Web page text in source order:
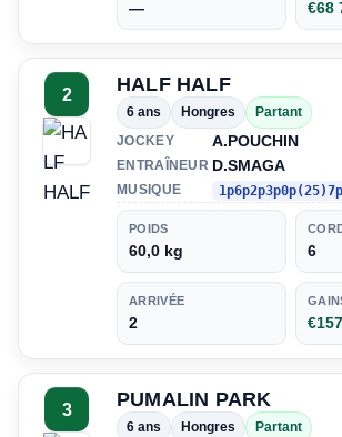
— €68
2 HALF HALF
6 ans Hongres
Partant
JOCKEY
A.POUCHIN
ENTRAÎNEUR D.SMAGA
MUSIQUE
POIDS
60,0 kg 6
ARRIVÉE
2
3 PUMALIN PARK
6 ans Hongres
Partant